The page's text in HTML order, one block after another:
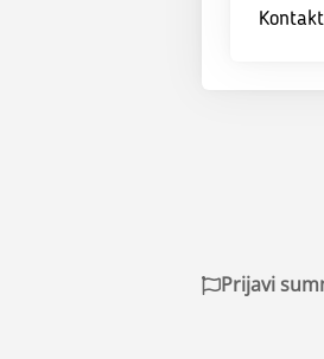
Prijavi